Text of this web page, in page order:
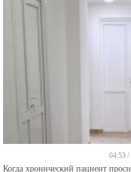
04:53 /
Когда хронический пациент